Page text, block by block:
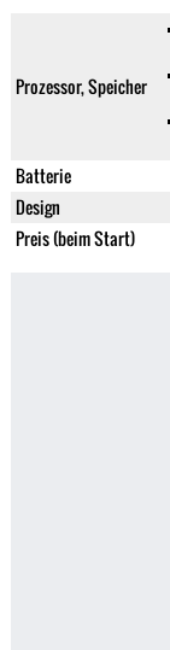
Prozessor, Speicher
Batterie
Design
Preis (beim Start)